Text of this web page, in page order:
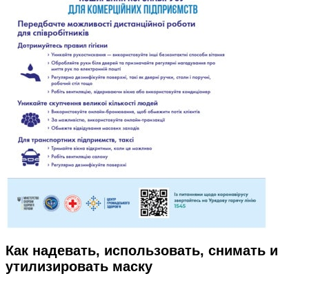
Как надевать, использовать, снимать и
утилизировать маску